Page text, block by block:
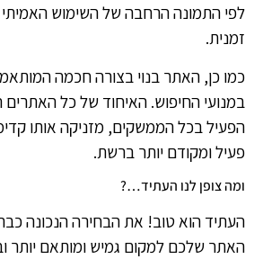
לפי התמונה הרחבה של השימוש
זמנית.
כמו כן, האתר בנוי בצורה חכמה
במנועי החיפוש. האיחוד של כל
הפעיל בכל הממשקים, מזניקה אותו
פעיל ומקודם יותר ברשת.
ומה צופן לנו העתיד…?
העתיד הוא טוב! את הבחירה הנכונה
האתר שלכם למקום גמיש ומותאם יותר